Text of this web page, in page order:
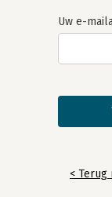
Uw e-
< Terug